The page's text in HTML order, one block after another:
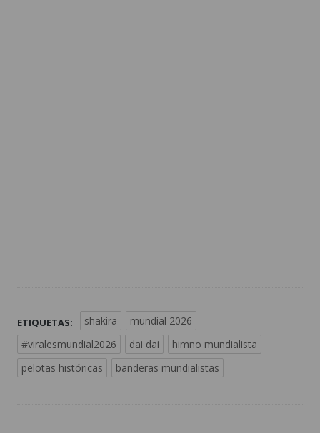
ETIQUETAS: shakira
mundial 2026
#viralesmundial2026
dai dai
himno mundialista
pelotas históricas
banderas mundialistas